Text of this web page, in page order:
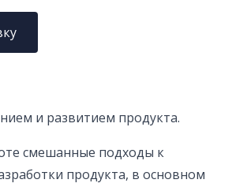
и развитием продукта.
смешанные подходы к
продукта, в основном